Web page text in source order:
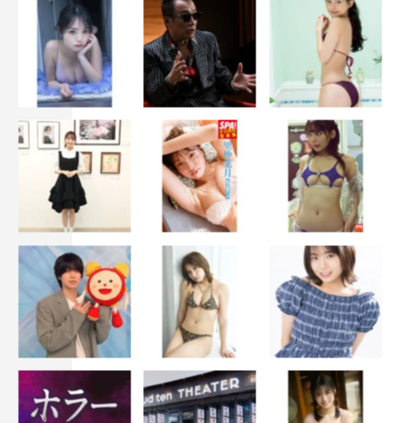
ていう価値観は古いんじゃないか。もっとフラットに、い
ろいろ話し合いながら、2人で関係を進めて行くのがいい
んじゃないかって。
藤原：で、僕は、女の子はプリンセスみたいに扱うべきだ
と思っていて。おごるかどうかで言ったら、おごった方が
いいと思うし、サプライズもしたいし、プレゼントもした
い。長い休憩があったとき、めちゃくちゃ論争したんです
けど、現場でも結構意見が分かれて、答えが出なかったん
です。
◆ここで幸澤さんに決めてもらいましょうか？
幸澤：個人的には、櫻井さんのフェアでいたいって考え方
はいいなと思うんです。でも、一般的に多くの女性はおご
ってほしいし、サプライズもしてほしいかなって思いま
す。